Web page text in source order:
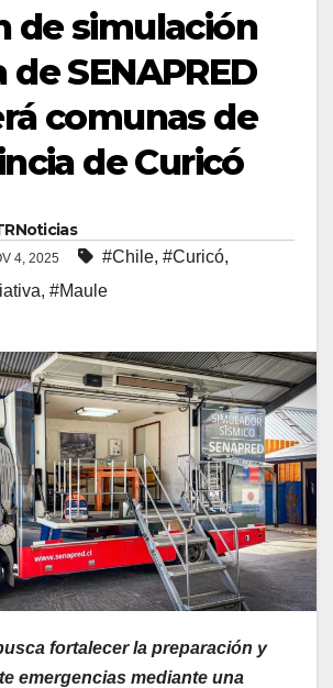
de simulación
SENAPRED
comunas de
de Curicó
4, 2025 #Chile, #Curicó,
, #Maule
fortalecer la preparación y
emergencias mediante una